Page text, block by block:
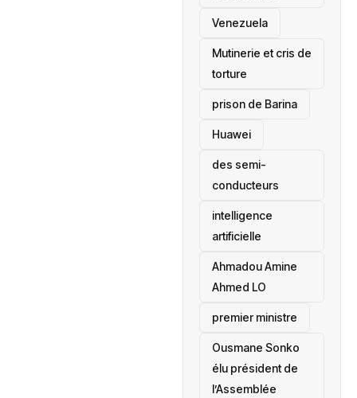
‎Venezuela
Mutinerie et cris de
torture
prison de Barina
Huawei
des semi-
conducteurs
intelligence
artificielle
Ahmadou Amine
Ahmed LO
premier ministre
Ousmane Sonko
élu président de
l’Assemblée